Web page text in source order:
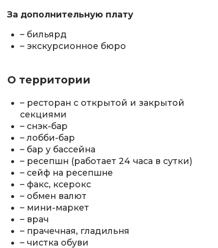
За дополнительную плату
– бильярд
– экскурсионное бюро
О территории
– ресторан с открытой и закрытой
секциями
– снэк-бар
– лобби-бар
– бар у бассейна
– ресепшн (работает 24 часа в сутки)
– сейф на ресепшне
– факс, ксерокс
– обмен валют
– мини-маркет
– врач
– прачечная, гладильня
– чистка обуви